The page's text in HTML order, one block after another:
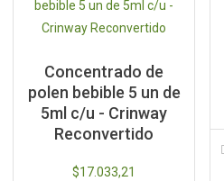
Concentrado de
polen bebible 5 un de
5ml c/u - Crinway
Reconvertido
$17.033,21